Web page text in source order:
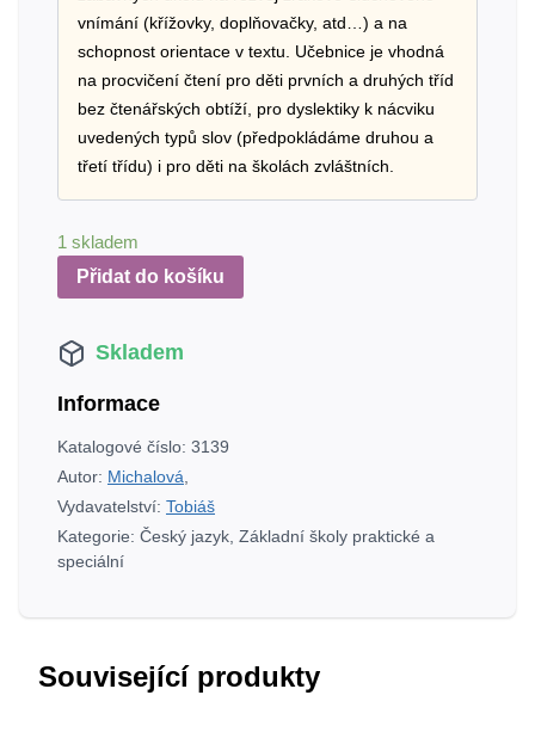
vnímání (křížovky, doplňovačky, atd…) a na
schopnost orientace v textu. Učebnice je vhodná
na procvičení čtení pro děti prvních a druhých tříd
bez čtenářských obtíží, pro dyslektiky k nácviku
uvedených typů slov (předpokládáme druhou a
třetí třídu) i pro děti na školách zvláštních.
1 skladem
Přidat do košíku
Skladem
Informace
Katalogové číslo: 3139
Autor: Michalová
Vydavatelství: Tobiáš
Kategorie: Český jazyk Základní školy praktické a
speciální
Související produkty